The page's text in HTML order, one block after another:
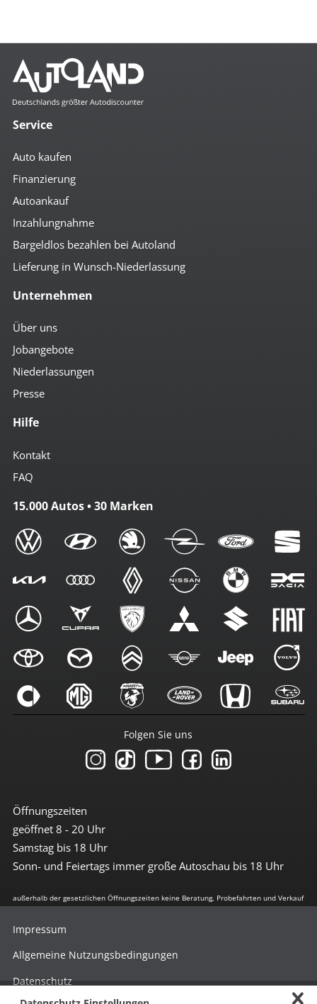
Service
Auto kaufen
Finanzierung
Autoankauf
Inzahlungnahme
Bargeldlos bezahlen bei Autoland
Lieferung in Wunsch-Niederlassung
Unternehmen
Über uns
Jobangebote
Niederlassungen
Presse
Hilfe
Kontakt
FAQ
15.000 Autos • 30 Marken
Öffnungszeiten
geöffnet 8 - 20 Uhr
Samstag bis 18 Uhr
Sonn- und Feiertags immer große Autoschau bis 18 Uhr
Folgen Sie uns
außerhalb der gesetzlichen Öffnungszeiten keine Beratung, Probefahrten und Verkauf
Impressum
Allgemeine Nutzungsbedingungen
Datenschutz